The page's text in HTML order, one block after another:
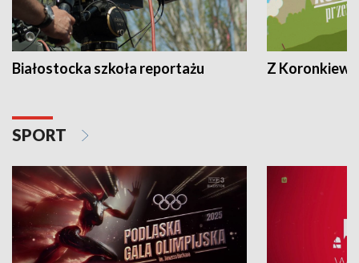
Białostocka szkoła reportażu Z
SPORT